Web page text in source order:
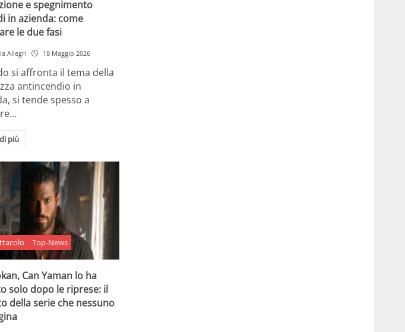
e spegnimento
in azienda: come
le due fasi
Allegri 18 Maggio 2026
si affronta il tema della
antincendio in
si tende spesso a
più
Top-News
Can Yaman lo ha
solo dopo le riprese: il
della serie che nessuno